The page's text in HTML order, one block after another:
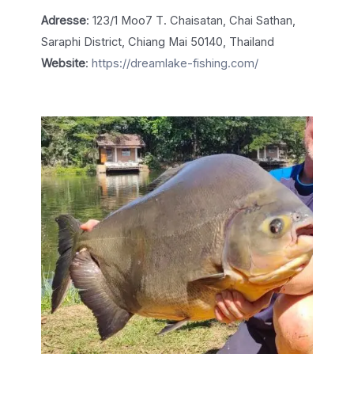
Adresse: 123/1 Moo7 T. Chaisatan, Chai Sathan,
Saraphi District, Chiang Mai 50140, Thailand
Website: https://dreamlake-fishing.com/